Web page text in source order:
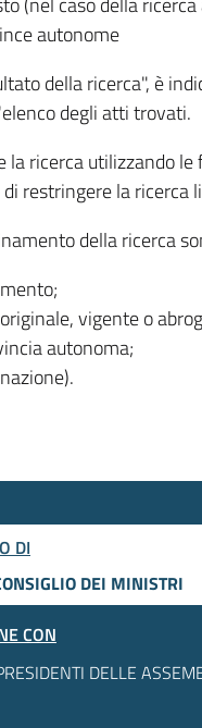
autonome
della ricerca", è
degli atti trovati.
la ricerca utilizzando
restringere la
della ricerca
vigente o
autonoma;
DI
DEI MINISTRI
CON
DELLE